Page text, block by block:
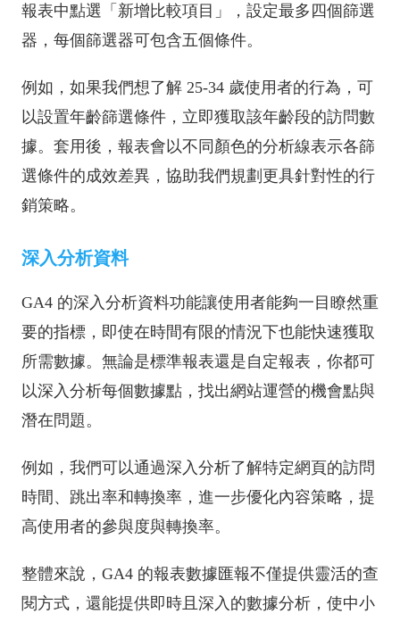
報表中點選「新增比較項目」，設定最多四個篩選
器，每個篩選器可包含五個條件。
例如，如果我們想了解 25-34 歲使用者的行為，可
以設置年齡篩選條件，立即獲取該年齡段的訪問數
據。套用後，報表會以不同顏色的分析線表示各篩
選條件的成效差異，協助我們規劃更具針對性的行
銷策略。
深入分析資料
GA4 的深入分析資料功能讓使用者能夠一目瞭然重
要的指標，即使在時間有限的情況下也能快速獲取
所需數據。無論是標準報表還是自定報表，你都可
以深入分析每個數據點，找出網站運營的機會點與
潛在問題。
例如，我們可以通過深入分析了解特定網頁的訪問
時間、跳出率和轉換率，進一步優化內容策略，提
高使用者的參與度與轉換率。
整體來說，GA4 的報表數據匯報不僅提供靈活的查
閱方式，還能提供即時且深入的數據分析，使中小